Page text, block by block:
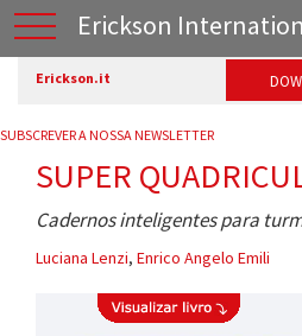
Erickson
Erickson.it
SUBSCREVER A NOSSA NEWSLETTER
SUPER
Cadernos inteligentes para
Luciana Lenzi, Enrico Angelo Emili